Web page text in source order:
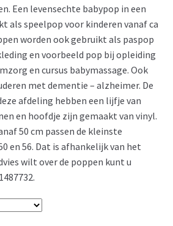
Een levensechte babypop in een
als speelpop voor kinderen vanaf ca
worden ook gebruikt als paspop
en voorbeeld pop bij opleiding
en cursus babymassage. Ook
met dementie – alzheimer. De
afdeling hebben een lijfje van
en hoofdje zijn gemaakt van vinyl.
50 cm passen de kleinste
en 56. Dat is afhankelijk van het
wilt over de poppen kunt u